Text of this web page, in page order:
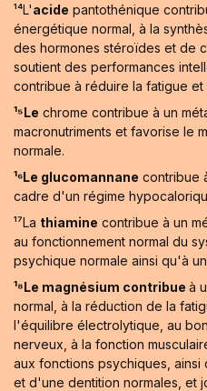
¹⁴L'acide pantothénique
énergétique normal, à la
des hormones stéroïdes et de
soutient des performances
contribue à réduire la fatigue et
¹⁵Le chrome contribue à un
macronutriments et favorise le
normale.
¹⁶Le glucomannane contribue
cadre d'un régime
¹⁷La thiamine contribue à un
au fonctionnement normal du
psychique normale ainsi qu'à
¹⁸Le magnésium contribue à
normal, à la réduction de la
l'équilibre électrolytique, au
nerveux, à la fonction
aux fonctions psychiques,
et d'une dentition normales, et